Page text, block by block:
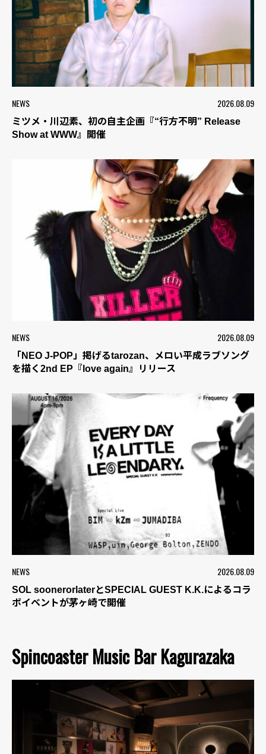
NEWS 2026.08.09
ミツメ・川辺素、初の自主企画『“行方不明” Release
Show at WWW』開催
NEWS 2026.08.09
「NEO J-POP」掲げるtarozan、メロい平成ラブソング
を描く2nd EP『love again』リリース
NEWS 2026.08.09
SOL soonerorlaterとSPECIAL GUEST K.K.によるコラ
ボイベントが茅ヶ崎で開催
Spincoaster Music Bar Kagurazaka